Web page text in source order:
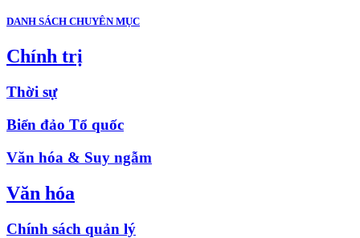
DANH SÁCH CHUYÊN MỤC
Chính trị
Thời sự
Biển đảo Tổ quốc
Văn hóa & Suy ngẫm
Văn hóa
Chính sách quản lý